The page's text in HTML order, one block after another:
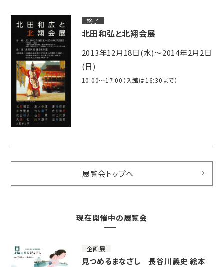
終了
北田和弘と北翔会展
2013年12月18日(水)～2014年2月2日
(日)
10:00～17:00（入館は16:30まで）
展覧会トップへ
現在開催中の展覧会
企画展
見つめるまなざし 長谷川義史 絵本